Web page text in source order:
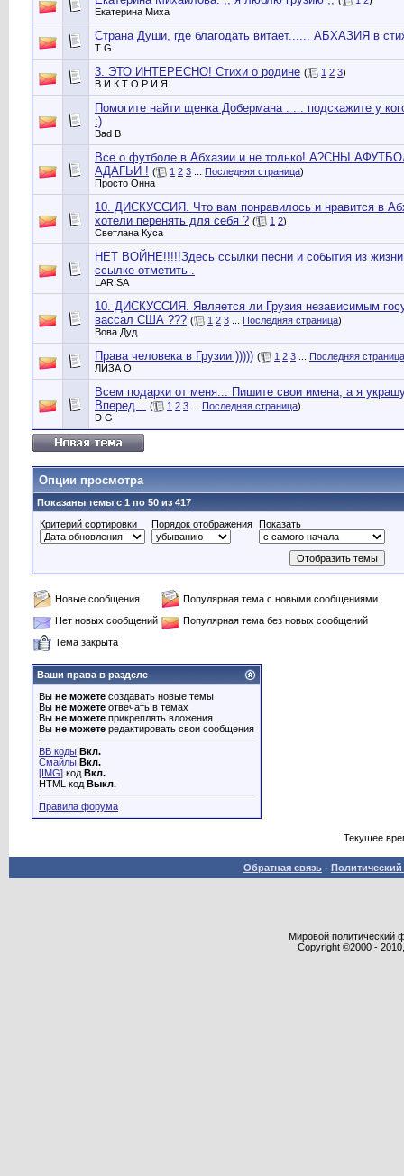
Екатерина Миха
Страна Души, где благодать витает...... АБХАЗИЯ в
T G
3. ЭТО ИНТЕРЕСНО! Стихи о родине ( 1 2 3)
В И К Т О Р И Я
Помогите найти щенка Добермана . . . подскажите у
:)
Bad B
Все о футболе в Абхазии и не только! А?СНЫ
АДАГЬИ ! ( 1 2 3 Последняя страница)
Просто Онна
10. ДИСКУССИЯ. Что вам понравилось и нравится в
хотели перенять для себя ? ( 1 2)
Светлана Куса
НЕТ ВОЙНЕ!!!!!Здесь ссылки песни и события из
ссылке отметить .
LARISA
10. ДИСКУССИЯ. Является ли Грузия независимым
вассал США ??? ( 1 2 3 Последняя страница)
Вова Дуд
Права человека в Грузии ))))) ( 1 2 3
Последняя страница
ЛИЗА О
Всем подарки от меня... Пишите свои имена, а я
Вперед... ( 1 2 3 Последняя страница)
D G
Опции просмотра
Показаны темы с 1 по 50 из 417
Критерий сортировки
Порядок отображения Показать
Новые сообщения
Популярная тема с новыми сообщениями
Нет новых сообщений
Популярная тема без новых сообщений
Тема закрыта
Ваши права в разделе
Вы не можете создавать новые темы
Вы не можете отвечать в темах
Вы не можете прикреплять вложения
Вы не можете редактировать свои сообщения
BB коды Вкл.
Смайлы Вкл.
[IMG] код Вкл.
HTML код Выкл.
Правила форума
Текущее
Обратная связь -
Мировой политический
Copyright ©2000 -